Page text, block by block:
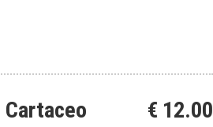
Cartaceo € 12.00